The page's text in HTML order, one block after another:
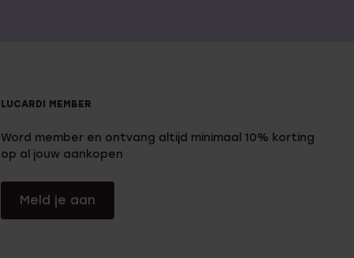
LUCARDI MEMBER
Word member en ontvang altijd minimaal 10% korting
op al jouw aankopen
Meld je aan